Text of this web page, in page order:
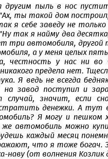
другим пыль в нос
ты такой дом
я себе заведу не
так я найму два
три автомобиля,
а у меня целых
честность у нас ни во
предела нет.
Я ведь не всегда
завод поступил и
значит, если
денежки. А тут
Я могу и
автомобиль можно
каждый месяц
что я тоже богач.
наву (от волнения